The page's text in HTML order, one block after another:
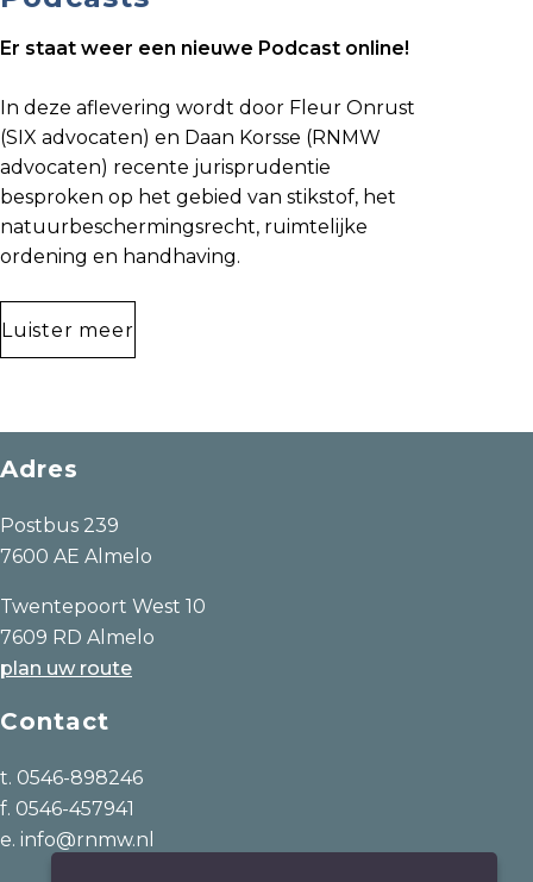
Er staat weer een nieuwe Podcast online!
In deze aflevering wordt door Fleur Onrust
(SIX advocaten) en Daan Korsse (RNMW
advocaten) recente jurisprudentie
besproken op het gebied van stikstof, het
natuurbeschermingsrecht, ruimtelijke
ordening en handhaving.
Luister meer
Adres
Postbus 239
7600 AE Almelo
Twentepoort West 10
7609 RD Almelo
plan uw route
Contact
t. 0546-898246
f. 0546-457941
e. info@rnmw.nl